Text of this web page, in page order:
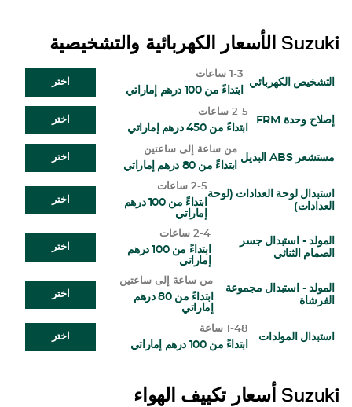
Suzuki الأسعار الكهربائية والتشخيصية
التشخيص الكهربائي
1-3 ساعات
ابتداءً من 100 درهم إماراتي
اختر
إصلاح وحدة FRM
2-5 ساعات
ابتداءً من 450 درهم إماراتي
اختر
مستشعر ABS البديل
من ساعة إلى ساعتين
ابتداءً من 80 درهم إماراتي
اختر
استبدال لوحة العدادات (لوحة
العدادات)
2-5 ساعات
ابتداءً من 100 درهم
إماراتي
اختر
المولد - استبدال جسر
الصمام الثنائي
2-4 ساعات
ابتداءً من 100 درهم
إماراتي
اختر
المولد - استبدال مجموعة
الفرشاة
من ساعة إلى ساعتين
ابتداءً من 80 درهم
إماراتي
اختر
استبدال المولدات
1-48 ساعة
ابتداءً من 100 درهم إماراتي
اختر
Suzuki أسعار تكييف الهواء